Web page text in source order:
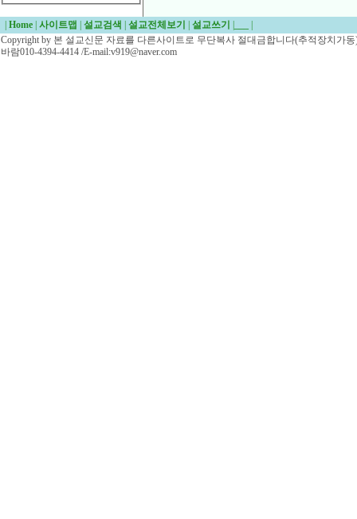
Home 사이트맵 설교검색 설교전체보기 설교쓰기
Copyright by 본 설교신문 자료를 다른사이트로 무단복사 절대금합니다(추적장치가
바람010-4394-4414 /E-mail:v919@naver.com